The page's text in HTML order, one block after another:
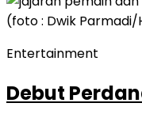
Entertainment
Debut